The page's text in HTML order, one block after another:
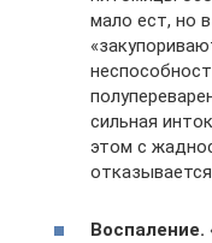
мало ест, но
сильная
этом с
Воспаление.